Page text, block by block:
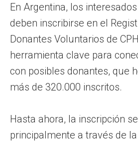
En Argentina, los
deben inscribirse en el
Donantes Voluntarios de
herramienta clave para
con posibles donantes, que
más de 320.000 inscritos.
Hasta ahora, la inscripción
principalmente a través de